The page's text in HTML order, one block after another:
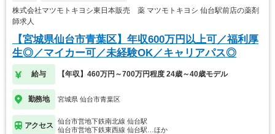
株式会社マツモトキヨシ東日本販売 薬 マツモトキヨシ 仙台駅前店の薬剤
師求人
【宮城県仙台市青葉区】年収600万円以上可／福利厚
生◎／マイカー可／未経験OK／キャリアパス◎
給与 【年収】460万円～700万円程度 24歳～40歳モデル
勤務地 宮城県 仙台市青葉区
アクセス
仙台市営地下鉄南北線 仙台駅
仙台市営地下鉄東西線 仙台駅…ほか